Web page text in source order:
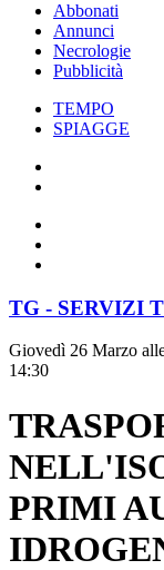
Abbonati
Annunci
Necrologie
Pubblicità
TEMPO
SPIAGGE
TG - SERVIZI
Giovedì 26 Marzo
14:30
PRIMI